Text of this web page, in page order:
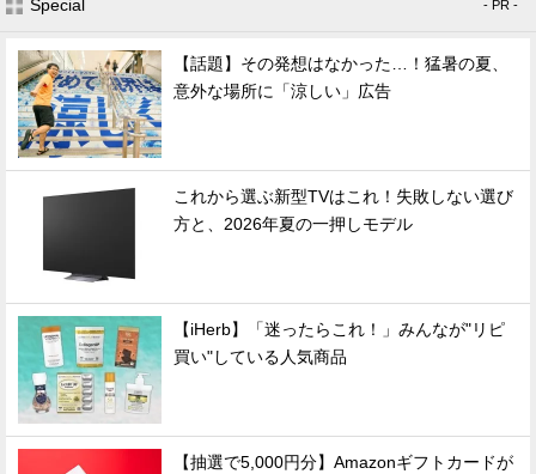
Special - PR -
【話題】その発想はなかった…！猛暑の夏、
意外な場所に「涼しい」広告
これから選ぶ新型TVはこれ！失敗しない選び
方と、2026年夏の一押しモデル
【iHerb】「迷ったらこれ！」みんなが"リピ
買い"している人気商品
【抽選で5,000円分】Amazonギフトカードが